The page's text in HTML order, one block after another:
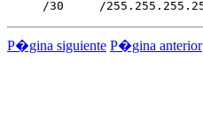
P�gina siguiente P�gina anterior